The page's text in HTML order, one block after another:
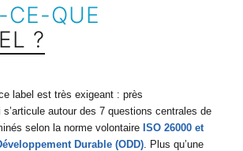
CE-QUE
?
label est très exigeant : près
autour des 7 questions centrales de
selon la norme volontaire ISO 26000 et
Durable (ODD). Plus qu’une